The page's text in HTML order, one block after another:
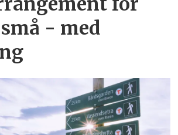
- med